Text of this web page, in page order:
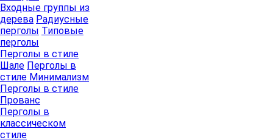
Входные группы из
дерева Радиусные
перголы Типовые
перголы
Перголы в стиле
Шале Перголы в
стиле Минимализм
Перголы в стиле
Прованс
Перголы в
классическом
стиле